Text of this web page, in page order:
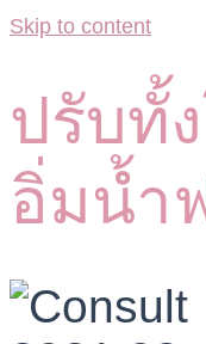
Skip to content
ปรับทั้
อิ่มน้ำ